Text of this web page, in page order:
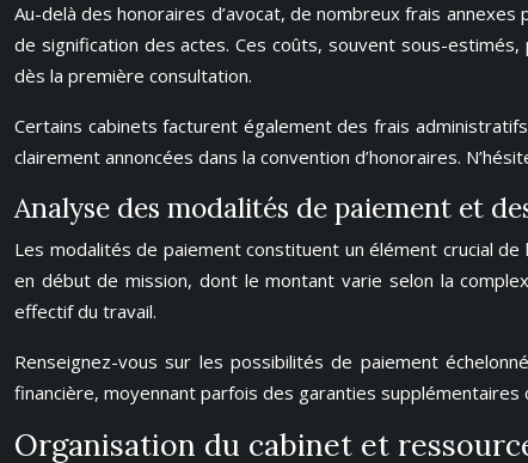
Au-delà des honoraires d’avocat, de nombreux frais
de signification des actes. Ces coûts, souvent sous-
dès la première consultation.
Certains cabinets facturent également des frais
clairement annoncées dans la convention d’honoraires.
Analyse des modalités de paiement et
Les modalités de paiement constituent un élément crucial
en début de mission, dont le montant varie selon la
effectif du travail.
Renseignez-vous sur les possibilités de paiement
financière, moyennant parfois des garanties supplémentaires
Organisation du cabinet et